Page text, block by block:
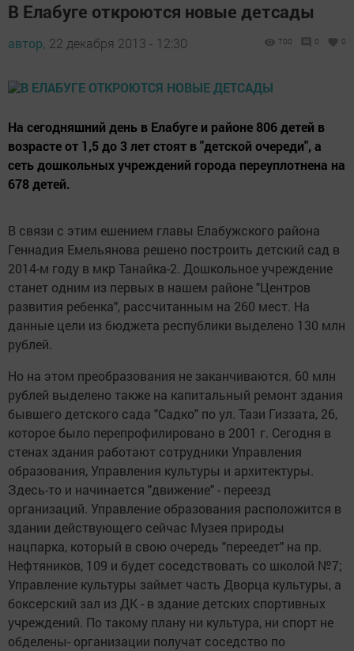
В Елабуге откроются новые детсады
автор, 22 декабря 2013 - 12:30 700 0 0
На сегодняшний день в Елабуге и районе 806 детей в
возрасте от 1,5 до 3 лет стоят в "детской очереди", а
сеть дошкольных учреждений города переуплотнена на
678 детей.
В связи с этим ешением главы Елабужского района
Геннадия Емельянова решено построить детский сад в
2014-м году в мкр Танайка-2. Дошкольное учреждение
станет одним из первых в нашем районе "Центров
развития ребенка", рассчитанным на 260 мест. На
данные цели из бюджета республики выделено 130 млн
рублей.
Но на этом преобразования не заканчиваются. 60 млн
рублей выделено также на капитальный ремонт здания
бывшего детского сада "Садко" по ул. Тази Гиззата, 26,
которое было перепрофилировано в 2001 г. Сегодня в
стенах здания работают сотрудники Управления
образования, Управления культуры и архитектуры.
Здесь-то и начинается "движение" - переезд
организаций. Управление образования расположится в
здании действующего сейчас Музея природы
нацпарка, который в свою очередь "переедет" на пр.
Нефтяников, 109 и будет соседствовать со школой №7;
Управление культуры займет часть Дворца культуры, а
боксерский зал из ДК - в здание детских спортивных
учреждений. По такому плану ни культура, ни спорт не
обделены- организации получат соседство по